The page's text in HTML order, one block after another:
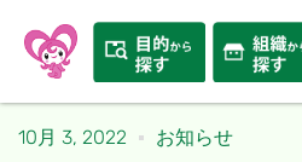
10月 3, 2022 お知らせ